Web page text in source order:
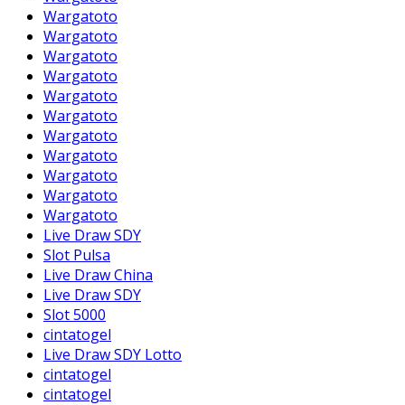
Wargatoto
Wargatoto
Wargatoto
Wargatoto
Wargatoto
Wargatoto
Wargatoto
Wargatoto
Wargatoto
Wargatoto
Wargatoto
Live Draw SDY
Slot Pulsa
Live Draw China
Live Draw SDY
Slot 5000
cintatogel
Live Draw SDY Lotto
cintatogel
cintatogel